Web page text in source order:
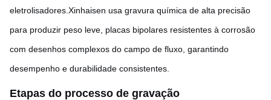
eletrolisadores.Xinhaisen usa gravura química de alta precisão
para produzir peso leve, placas bipolares resistentes à corrosão
com desenhos complexos do campo de fluxo, garantindo
desempenho e durabilidade consistentes.
Etapas do processo de gravação